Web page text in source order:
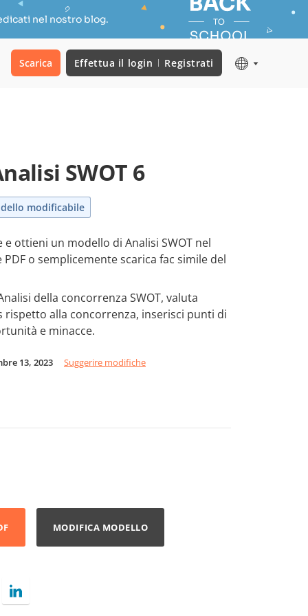
nel nostro blog.
Scarica Effettua il login Registrati
SWOT 6
modificabile
ottieni un modello di Analisi SWOT nel
PDF o semplicemente scarica fac simile del
della concorrenza SWOT, valuta
rispetto alla concorrenza, inserisci punti di
e minacce.
13, 2023 Suggerire modifiche
MODIFICA MODELLO